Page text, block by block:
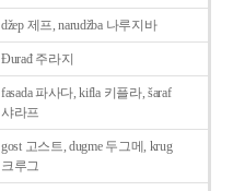
džep 제프, narudžba 나루지바
Ðurađ 주라지
fasada 파사다, kifla 키플라, šaraf
샤라프
gost 고스트, dugme 두그메, krug
크루그